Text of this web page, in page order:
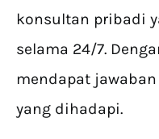
konsultan pribadi
selama 24/7.
mendapat
yang dihadapi.